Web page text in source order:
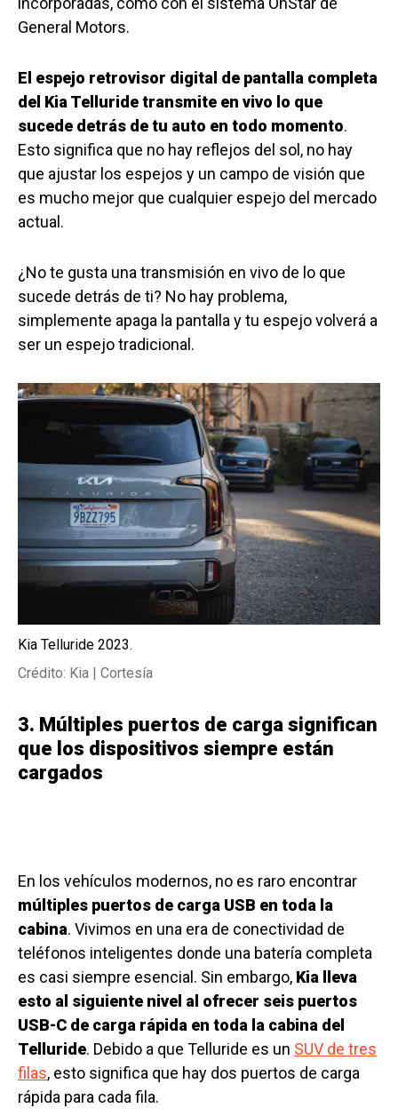
General Motors.
El espejo retrovisor digital de pantalla completa
del Kia Telluride transmite en vivo lo que
sucede detrás de tu auto en todo momento.
Esto significa que no hay reflejos del sol, no hay
que ajustar los espejos y un campo de visión que
es mucho mejor que cualquier espejo del mercado
actual.
¿No te gusta una transmisión en vivo de lo que
sucede detrás de ti? No hay problema,
simplemente apaga la pantalla y tu espejo volverá a
ser un espejo tradicional.
Kia Telluride 2023.
Crédito: Kia | Cortesía
3. Múltiples puertos de carga significan
que los dispositivos siempre están
cargados
En los vehículos modernos, no es raro encontrar
múltiples puertos de carga USB en toda la
cabina. Vivimos en una era de conectividad de
teléfonos inteligentes donde una batería completa
es casi siempre esencial. Sin embargo, Kia lleva
esto al siguiente nivel al ofrecer seis puertos
USB-C de carga rápida en toda la cabina del
Telluride. Debido a que Telluride es un SUV de tres
filas, esto significa que hay dos puertos de carga
rápida para cada fila.